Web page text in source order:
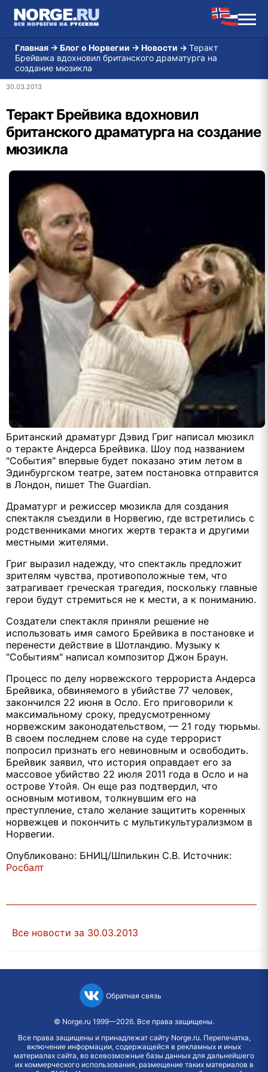
Главная → Блог о Норвегии → Новости → Теракт
Брейвика вдохновил британского драматурга на
создание мюзикла
30.03.2013
Теракт Брейвика вдохновил
британского драматурга на создание
мюзикла
Британский драматург Дэвид Григ написал мюзикл
о теракте Андерса Брейвика. Шоу под названием
"События" впервые будет показано этим летом в
Эдинбургском театре, затем постановка отправится
в Лондон, пишет The Guardian.
Драматург и режиссер мюзикла для создания
спектакля съездили в Норвегию, где встретились с
родственниками многих жертв теракта и другими
местными жителями.
Григ выразил надежду, что спектакль предложит
зрителям чувства, противоположные тем, что
затрагивает греческая трагедия, поскольку главные
герои будут стремиться не к мести, а к пониманию.
Создатели спектакля приняли решение не
использовать имя самого Брейвика в постановке и
перенести действие в Шотландию. Музыку к
"Событиям" написал композитор Джон Браун.
Процесс по делу норвежского террориста Андерса
Брейвика, обвиняемого в убийстве 77 человек,
закончился 22 июня в Осло. Его приговорили к
максимальному сроку, предусмотренному
норвежским законодательством, — 21 году тюрьмы.
В своем последнем слове на суде террорист
попросил признать его невиновным и освободить.
Брейвик заявил, что история оправдает его за
массовое убийство 22 июля 2011 года в Осло и на
острове Утойя. Он еще раз подтвердил, что
основным мотивом, толкнувшим его на
преступление, стало желание защитить коренных
норвежцев и покончить с мультикультурализмом в
Норвегии.
Опубликовано: БНИЦ/Шпилькин С.В. Источник:
Росбалт
Все новости за 30.03.2013
Обратная связь
© Norge.ru 1999—2026. Все права защищены.
Все права защищены и принадлежат сайту Norge.ru. Перепечатка,
включение информации, содержащейся в рекламных и иных
материалах сайта, во всевозможные базы данных для дальнейшего
их коммерческого использования, размещение таких материалов в